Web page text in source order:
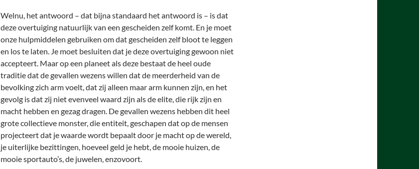
Welnu, het antwoord – dat bijna standaard het antwoord is – is dat
deze overtuiging natuurlijk van een gescheiden zelf komt. En je moet
onze hulpmiddelen gebruiken om dat gescheiden zelf bloot te leggen
en los te laten. Je moet besluiten dat je deze overtuiging gewoon niet
accepteert. Maar op een planeet als deze bestaat de heel oude
traditie dat de gevallen wezens willen dat de meerderheid van de
bevolking zich arm voelt, dat zij alleen maar arm kunnen zijn, en het
gevolg is dat zij niet evenveel waard zijn als de elite, die rijk zijn en
macht hebben en gezag dragen. De gevallen wezens hebben dit heel
grote collectieve monster, die entiteit, geschapen dat op de mensen
projecteert dat je waarde wordt bepaalt door je macht op de wereld,
je uiterlijke bezittingen, hoeveel geld je hebt, de mooie huizen, de
mooie sportauto’s, de juwelen, enzovoort.